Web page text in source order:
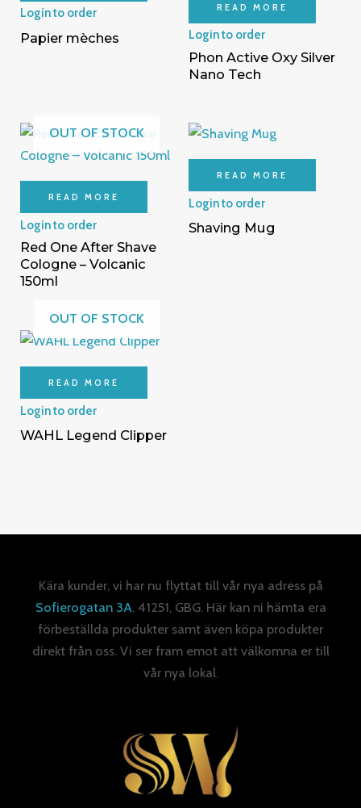
Login to order
Papier mèches
READ MORE
Login to order
Phon Active Oxy Silver
Nano Tech
OUT OF STOCK
READ MORE
Login to order
Red One After Shave
Cologne – Volcanic
150ml
READ MORE
Login to order
Shaving Mug
OUT OF STOCK
READ MORE
Login to order
WAHL Legend Clipper
Kära kunder, vi har nu flyttat till vår nya adress på
Sofierogatan 3A. 41251, GBG. Här kan ni hämta era
förbeställda produkter samt även köpa produkter
direkt från oss. Vi ser fram emot att välkomna er till
vår nya lokal.